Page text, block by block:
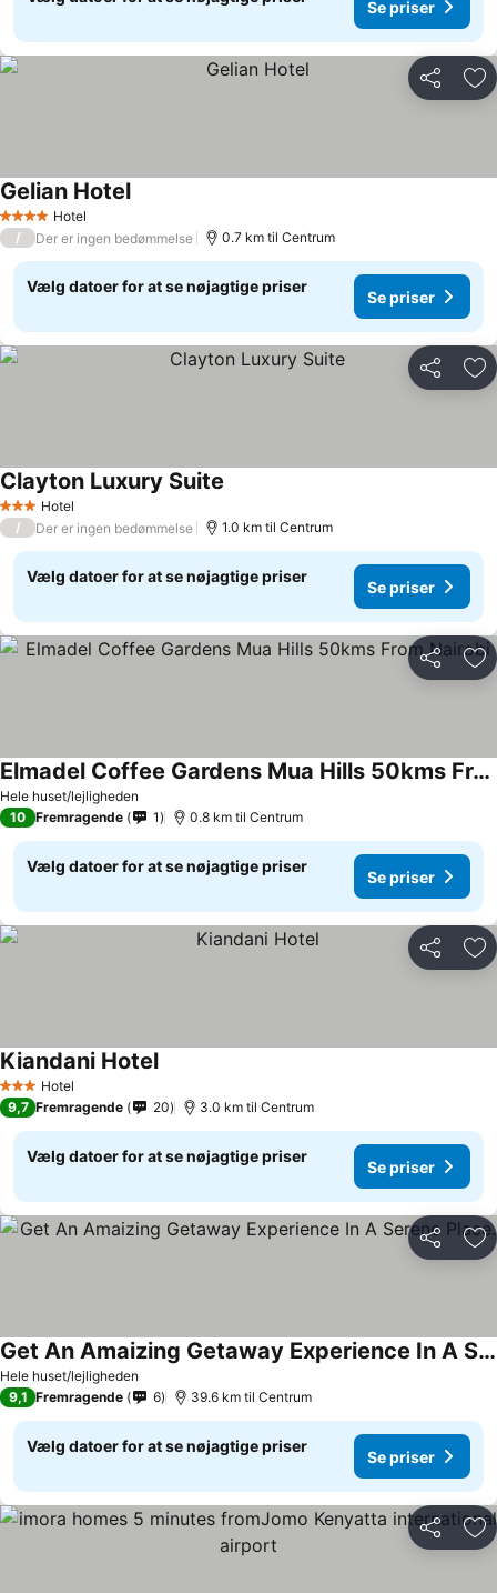
Se priser
Del
4 StjernerHotel
Gelian Hotel
/ Der er ingen bedømmelse 0.7 km til Centrum
Vælg datoer for at se nøjagtige priser
Se priser
Del
3 StjernerHotel
Clayton Luxury Suite
/ Der er ingen bedømmelse 1.0 km til Centrum
Vælg datoer for at se nøjagtige priser
Se priser
Del
Hele huset/lejligheden
Elmadel Coffee Gardens Mua Hills 50kms From Nairobi
10 Fremragende 1 0.8 km til Centrum
Vælg datoer for at se nøjagtige priser
Se priser
Del
3 StjernerHotel
Kiandani Hotel
9,7 Fremragende 20 3.0 km til Centrum
Vælg datoer for at se nøjagtige priser
Se priser
Del
Hele huset/lejligheden
Get An Amaizing Getaway Experience In A Serene Place.
9,1 Fremragende 6 39.6 km til Centrum
Vælg datoer for at se nøjagtige priser
Se priser
Del